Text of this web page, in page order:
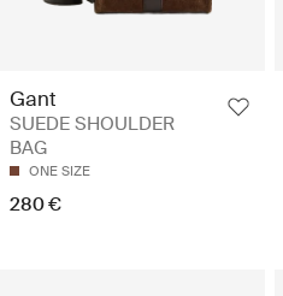
Gant
SUEDE SHOULDER
BAG
ONE SIZE
280 €